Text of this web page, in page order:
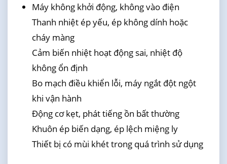
Máy không khởi động, không vào điện
Thanh nhiệt ép yếu, ép không dính hoặc
cháy màng
Cảm biến nhiệt hoạt động sai, nhiệt độ
không ổn định
Bo mạch điều khiển lỗi, máy ngắt đột ngột
khi vận hành
Động cơ kẹt, phát tiếng ồn bất thường
Khuôn ép biến dạng, ép lệch miệng ly
Thiết bị có mùi khét trong quá trình sử dụng